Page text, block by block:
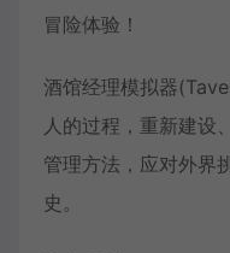
冒险体验！
酒馆经理模拟器
人的过程，重新建设
管理方法，应对外界
史。